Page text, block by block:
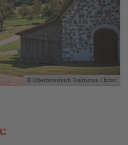
© Oberösterreich Tourismus / Erber